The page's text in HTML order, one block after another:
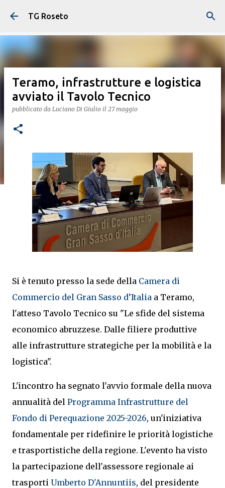
Passa ai contenuti principali
TG Roseto
Teramo, infrastrutture e logistica
avviato il Tavolo Tecnico
pubblicato da Luciano Di Giulio il 27 maggio
Si è tenuto presso la sede della Camera di
Commercio del Gran Sasso d’Italia a Teramo,
l'atteso Tavolo Tecnico su "Le sfide del sistema
economico abruzzese. Dalle filiere produttive
alle infrastrutture strategiche per la mobilità e la
logistica".
L'incontro ha segnato l'avvio formale della nuova
annualità del Programma Infrastrutture del
Fondo di Perequazione 2025-2026, un'iniziativa
fondamentale per ridefinire le priorità logistiche
e trasportistiche della regione. L'evento ha visto
la partecipazione dell'assessore regionale ai
trasporti Umberto D'Annuntiis, del presidente